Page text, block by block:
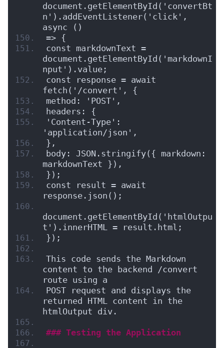
document.getElementById('convertBt
n').addEventListener('click',
async ()
=> {
const markdownText =
document.getElementById('markdownI
nput').value;
const response = await
fetch('/convert', {
method: 'POST',
headers: {
'Content-Type':
'application/json',
},
body: JSON.stringify({ markdown:
markdownText }),
});
const result = await
response.json();
document.getElementById('htmlOutpu
t').innerHTML = result.html;
});
This code sends the Markdown
content to the backend /convert
route using a
POST request and displays the
returned HTML content in the
htmlOutput div.
### Testing the Application